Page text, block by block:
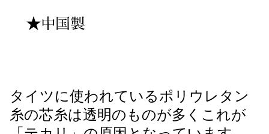
タイツに使われているポリウレタン
糸の芯糸は透明のものが多くこれが